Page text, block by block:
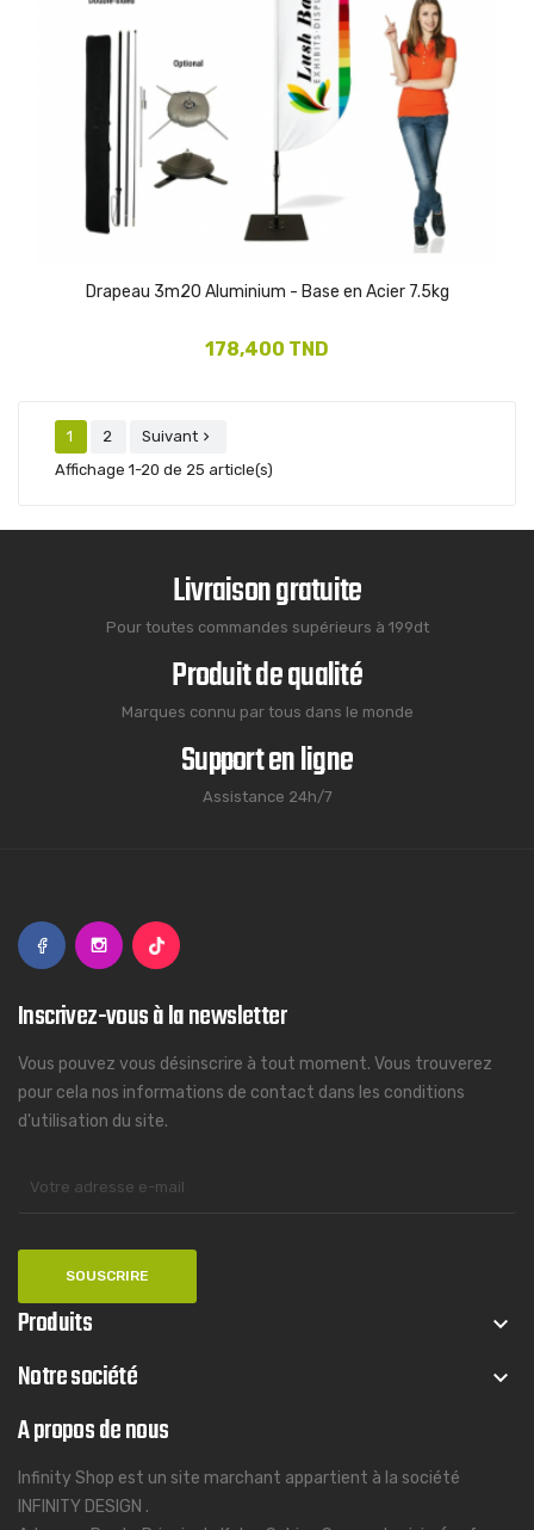
Drapeau 3m20 Aluminium - Base en Acier 7.5kg
178,400 TND
1 2 Suivant 
Affichage 1-20 de 25 article(s)
Livraison gratuite
Pour toutes commandes supérieurs à 199dt
Produit de qualité
Marques connu par tous dans le monde
Support en ligne
Assistance 24h/7
Inscrivez-vous à la newsletter
Vous pouvez vous désinscrire à tout moment. Vous trouverez
pour cela nos informations de contact dans les conditions
d'utilisation du site.
Produits keyboard_arrow_down
Notre société keyboard_arrow_down
A propos de nous
Infinity Shop est un site marchant appartient à la société
INFINITY DESIGN .